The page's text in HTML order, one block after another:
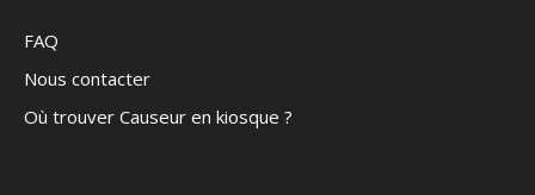
FAQ
Nous contacter
Où trouver Causeur en kiosque ?